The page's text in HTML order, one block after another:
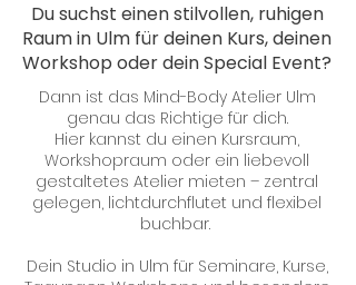
Du suchst einen stilvollen, ruhigen
Raum in Ulm für deinen Kurs, deinen
Workshop oder dein Special Event?
Dann ist das Mind-Body Atelier Ulm
genau das Richtige für dich.
Hier kannst du einen Kursraum,
Workshopraum oder ein liebevoll
gestaltetes Atelier mieten – zentral
gelegen, lichtdurchflutet und flexibel
buchbar.
Dein Studio in Ulm für Seminare, Kurse,